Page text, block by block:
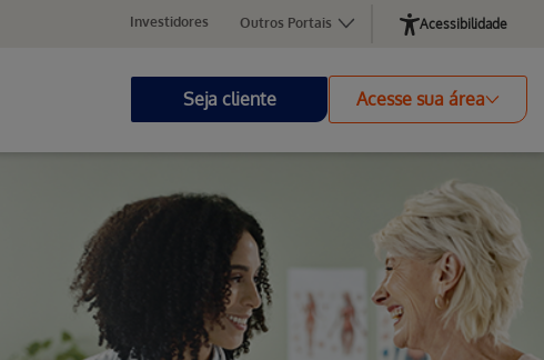
Investidores Outros Portais Acessibilidade
Seja cliente Acesse sua área